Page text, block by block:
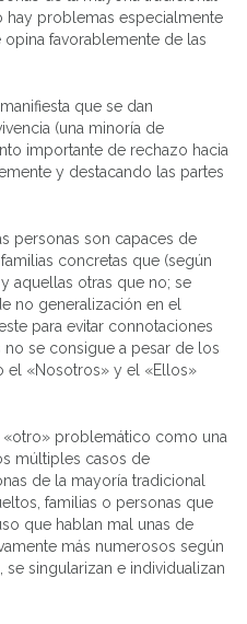
hay problemas especialmente
favorablemente de las
que se dan
(una minoría de
importante de rechazo hacia
y destacando las partes
personas son capaces de
concretas que (según
aquellas otras que no; se
no generalización en el
para evitar connotaciones
no se consigue a pesar de los
el «Nosotros» y el «Ellos»
«otro» problemático como una
múltiples casos de
de la mayoría tradicional
familias o personas que
que hablan mal unas de
más numerosos según
se singularizan e individualizan